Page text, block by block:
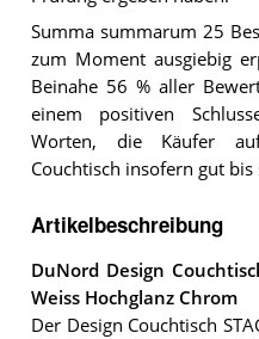
Summa summarum 25
zum Moment ausgiebig
Beinahe 56 % aller
einem positiven
Worten, die Käufer
Couchtisch insofern gut bis
Artikelbeschreibung
DuNord Design
Weiss Hochglanz Chrom
Der Design Couchtisch